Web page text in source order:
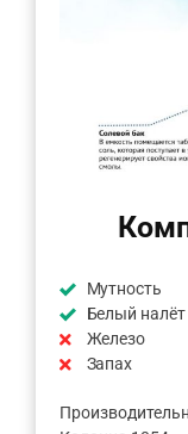
Мутность
Белый налёт
Железо
Запах